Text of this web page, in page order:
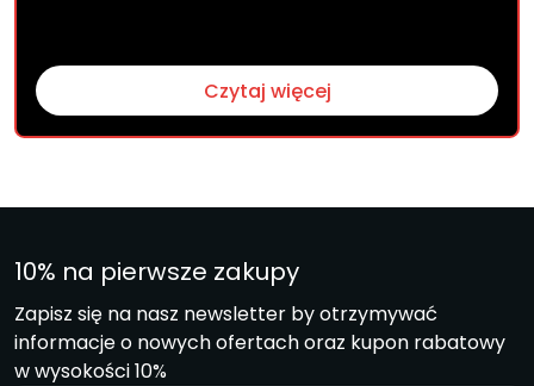
Czytaj więcej
10% na pierwsze zakupy
Zapisz się na nasz newsletter by otrzymywać
informacje o nowych ofertach oraz kupon rabatowy
w wysokości 10%